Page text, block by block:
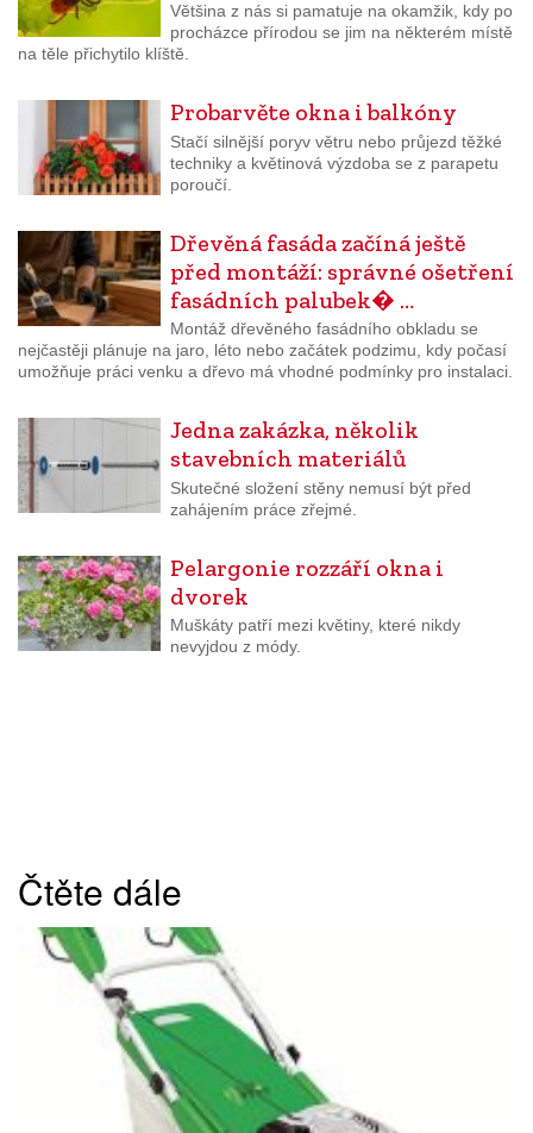
Většina z nás si pamatuje na okamžik, kdy po
procházce přírodou se jim na některém místě
na těle přichytilo klíště.
Probarvěte okna i balkóny
Stačí silnější poryv větru nebo průjezd těžké
techniky a květinová výzdoba se z parapetu
poroučí.
Dřevěná fasáda začíná ještě
před montáží: správné ošetření
fasádních palubek� …
Montáž dřevěného fasádního obkladu se
nejčastěji plánuje na jaro, léto nebo začátek podzimu, kdy počasí
umožňuje práci venku a dřevo má vhodné podmínky pro instalaci.
Jedna zakázka, několik
stavebních materiálů
Skutečné složení stěny nemusí být před
zahájením práce zřejmé.
Pelargonie rozzáří okna i
dvorek
Muškáty patří mezi květiny, které nikdy
nevyjdou z módy.
Čtěte dále